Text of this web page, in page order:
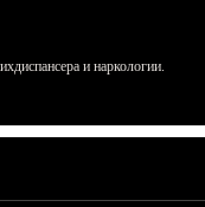
и наркологии.